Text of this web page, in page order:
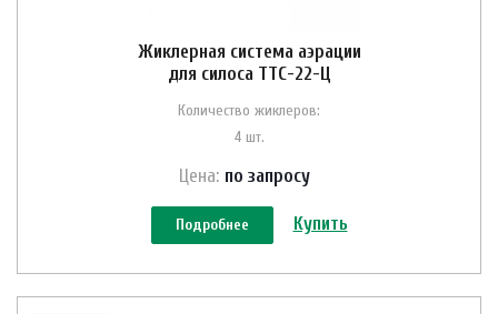
Жиклерная система аэрации
для силоса ТТС-22-Ц
Количество жиклеров:
4 шт.
Цена: по запросу
Подробнее Купить